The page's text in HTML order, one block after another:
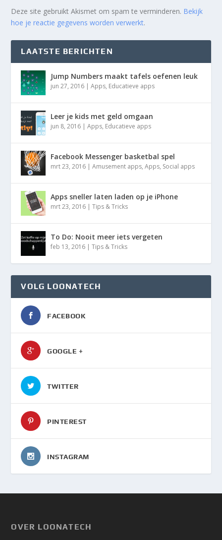
Deze site gebruikt Akismet om spam te verminderen. Bekijk
hoe je reactie gegevens worden verwerkt.
LAATSTE BERICHTEN
Jump Numbers maakt tafels oefenen leuk
jun 27, 2016 |Apps, Educatieve apps
Leer je kids met geld omgaan
jun 8, 2016 |Apps, Educatieve apps
Facebook Messenger basketbal spel
mrt 23, 2016 |Amusement apps,Apps, Social apps
Apps sneller laten laden op je iPhone
mrt 23, 2016 |Tips & Tricks
To Do: Nooit meer iets vergeten
feb 13, 2016 |Tips & Tricks
VOLG LOONATECH
FACEBOOK
GOOGLE +
TWITTER
PINTEREST
INSTAGRAM
OVER LOONATECH